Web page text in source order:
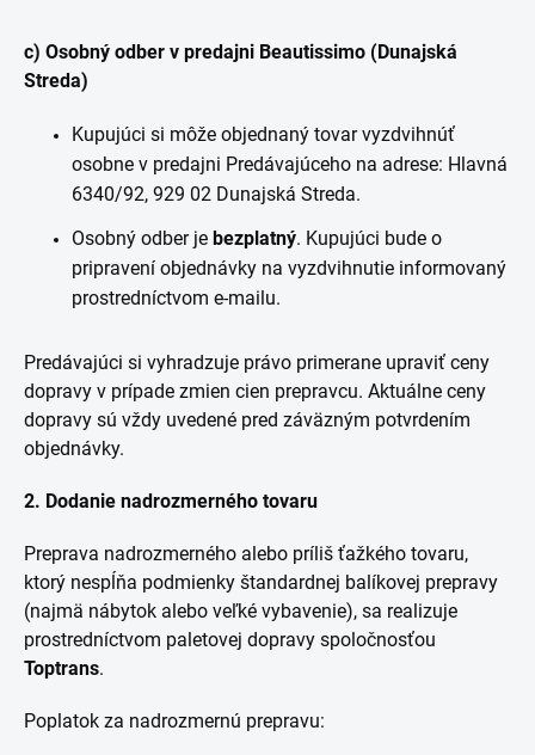
c) Osobný odber v predajni Beautissimo (Dunajská
Streda)
Kupujúci si môže objednaný tovar vyzdvihnúť
osobne v predajni Predávajúceho na adrese: Hlavná
6340/92, 929 02 Dunajská Streda.
Osobný odber je bezplatný. Kupujúci bude o
pripravení objednávky na vyzdvihnutie informovaný
prostredníctvom e-mailu.
Predávajúci si vyhradzuje právo primerane upraviť ceny
dopravy v prípade zmien cien prepravcu. Aktuálne ceny
dopravy sú vždy uvedené pred záväzným potvrdením
objednávky.
2. Dodanie nadrozmerného tovaru
Preprava nadrozmerného alebo príliš ťažkého tovaru,
ktorý nespĺňa podmienky štandardnej balíkovej prepravy
(najmä nábytok alebo veľké vybavenie), sa realizuje
prostredníctvom paletovej dopravy spoločnosťou
Toptrans.
Poplatok za nadrozmernú prepravu: